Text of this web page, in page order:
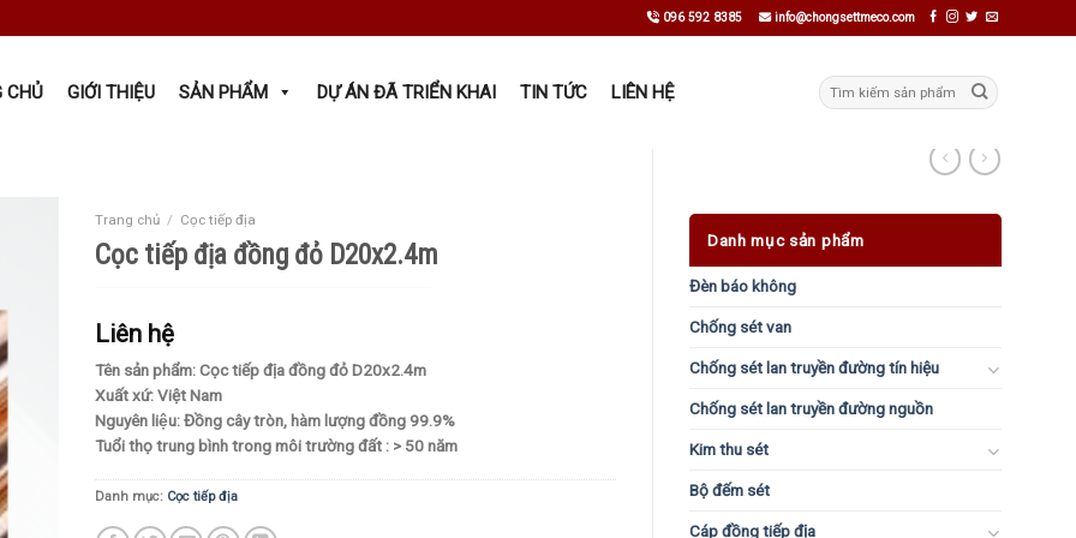
096 592 8385 info@chongsettmeco.com
CHỦ GIỚI THIỆU SẢN PHẨM DỰ ÁN ĐÃ TRIỂN KHAI TIN TỨC LIÊN HỆ
Tìm
kiếm:
Danh mục sản phẩm
Đèn báo không
Chống sét van
Chống sét lan truyền đường tín hiệu
Chống sét lan truyền đường nguồn
Kim thu sét
Bộ đếm sét
Cáp đồng tiếp địa
Trang chủ / Cọc tiếp địa
Cọc tiếp địa đồng đỏ D20x2.4m
Liên hệ
Tên sản phẩm: Cọc tiếp địa đồng đỏ D20x2.4m
Xuất xứ: Việt Nam
Nguyên liệu: Đồng cây tròn, hàm lượng đồng 99.9%
Tuổi thọ trung bình trong môi trường đất : > 50 năm
Danh mục: Cọc tiếp địa